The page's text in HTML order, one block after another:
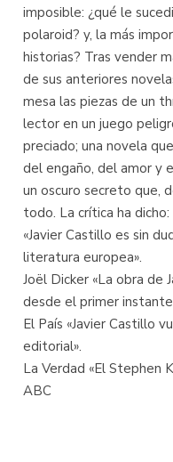
imposible: ¿qué le
polaroid? y, la más
historias? Tras vender
de sus anteriores
mesa las piezas de un
lector en un juego
preciado; una novela
del engaño, del amor y
un oscuro secreto que,
todo. La crítica ha dicho:
«Javier Castillo es sin
literatura europea».
Joël Dicker «La obra de
desde el primer
El País «Javier Castillo
editorial».
La Verdad «El Stephen
ABC